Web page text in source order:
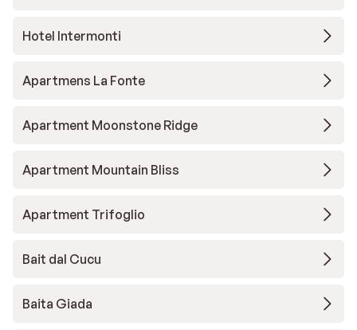
Hotel Intermonti
Apartmens La Fonte
Apartment Moonstone Ridge
Apartment Mountain Bliss
Apartment Trifoglio
Bait dal Cucu
Baita Giada